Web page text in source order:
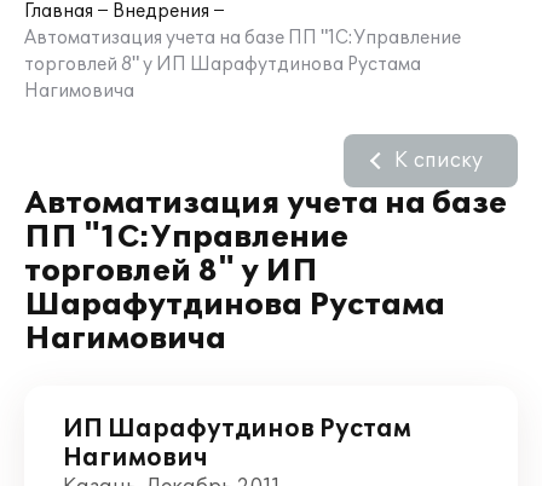
Главная
Внедрения
Автоматизация учета на базе ПП "1С:Управление
торговлей 8" у ИП Шарафутдинова Рустама
Нагимовича
Автоматизация учета на базе
ПП "1С:Управление
торговлей 8" у ИП
Шарафутдинова Рустама
Нагимовича
К списку
ИП Шарафутдинов Рустам
Нагимович